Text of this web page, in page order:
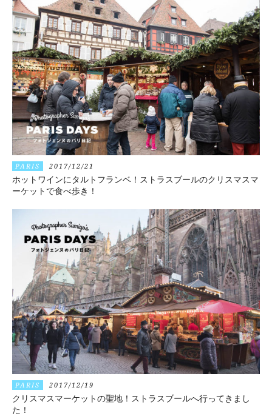
PARIS 2017/12/21
ホットワインにタルトフランベ！ストラスブールのクリスマスマ
ーケットで食べ歩き！
PARIS 2017/12/19
クリスマスマーケットの聖地！ストラスブールへ行ってきまし
た！